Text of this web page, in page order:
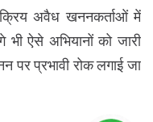
अवैध खननकर्ताओं में
ऐसे अभियानों को जारी
पर प्रभावी रोक लगाई जा